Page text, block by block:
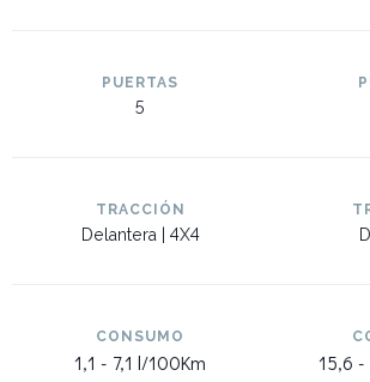
PUERTAS
5
TRACCIÓN
Delantera | 4X4
CONSUMO
1,1 - 7,1 l/100Km 15,6 -